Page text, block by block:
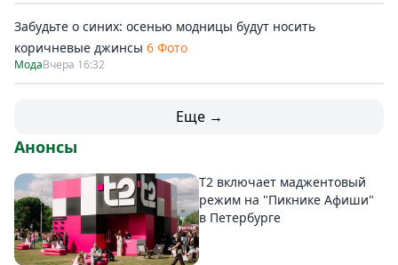
Забудьте о синих: осенью модницы будут носить
коричневые джинсы 6 Фото
МодаВчера 16:32
Еще →
Анонсы
Т2 включает маджентовый
режим на "Пикнике Афиши"
в Петербурге